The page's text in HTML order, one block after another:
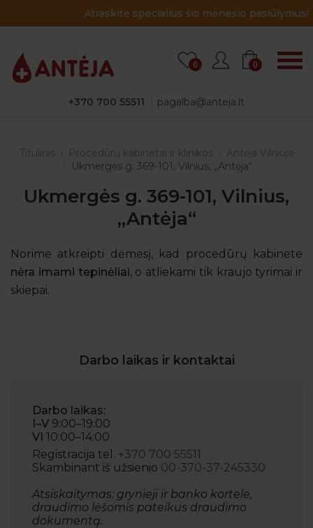
Atraskite specialius šio mėnesio pasiūlymus!
+370 700 55511 pagalba@anteja.lt
0 0
Titulinis Procedūrų kabinetai ir klinikos
Antėja Vilniuje
Ukmergės g. 369-101, Vilnius, „Antėja“
Ukmergės g. 369-101, Vilnius,
„Antėja“
Norime atkreipti dėmesį, kad procedūrų kabinete
nėra imami tepinėliai, o atliekami tik kraujo tyrimai ir
skiepai.
Darbo laikas ir kontaktai
Darbo laikas:
I–V 9:00–19:00
VI 10:00–14:00
Registracija tel. +370 700 55511
Skambinant iš užsienio 00-370-37-245330
Atsiskaitymas: grynieji ir banko kortele,
draudimo lėšomis pateikus draudimo
dokumentą.